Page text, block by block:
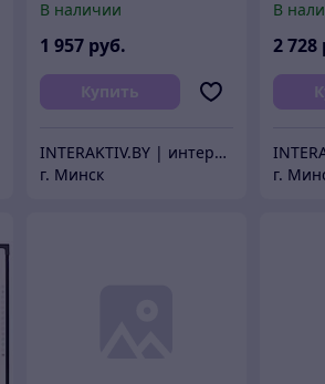
В наличии
1 957 руб.
Купить
INTERAKTIV.BY | интерактивное оборудование
г. Минск
В
2 728
г.